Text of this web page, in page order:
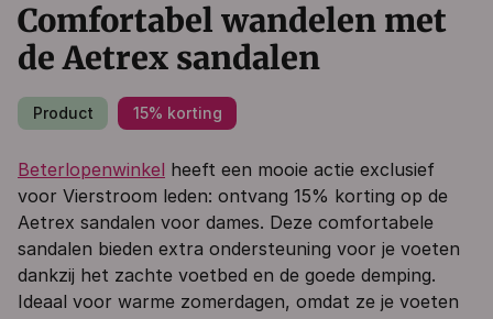
Comfortabel wandelen met
de Aetrex sandalen
Product 15% korting
Beterlopenwinkel heeft een mooie actie exclusief
voor Vierstroom leden: ontvang 15% korting op de
Aetrex sandalen voor dames. Deze comfortabele
sandalen bieden extra ondersteuning voor je voeten
dankzij het zachte voetbed en de goede demping.
Ideaal voor warme zomerdagen, omdat ze je voeten